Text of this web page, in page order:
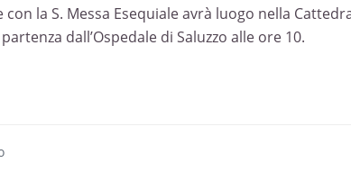
con la S. Messa Esequiale avrà luogo nella
dall’Ospedale di Saluzzo alle ore 10.